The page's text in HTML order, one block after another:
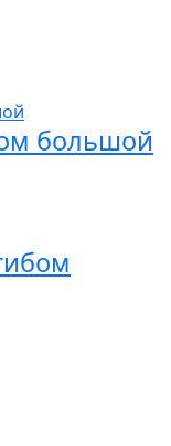
большой